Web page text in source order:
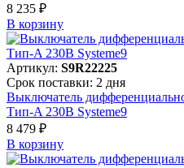
8 235 ₽
В корзинy
Артикул: S9R22225
Срок поставки: 2 дня
Выключатель
Тип-A 230В Systeme9
8 479 ₽
В корзинy